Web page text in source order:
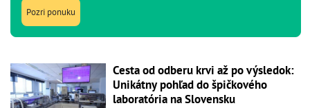
Pozri ponuku
Cesta od odberu krvi až po výsledok:
Unikátny pohľad do špičkového
laboratória na Slovensku